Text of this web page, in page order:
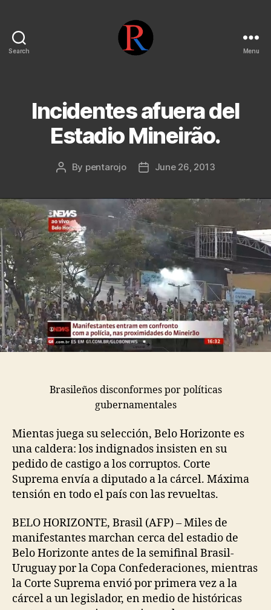
Search Menu
Incidentes afuera del
Estadio Mineirão.
Post
By pentarojo
PostJune 26, 2013
Brasileños disconformes por políticas
gubernamentales
Mientas juega su selección, Belo Horizonte es
una caldera: los indignados insisten en su
pedido de castigo a los corruptos. Corte
Suprema envía a diputado a la cárcel. Máxima
tensión en todo el país con las revueltas.
BELO HORIZONTE, Brasil (AFP) – Miles de
manifestantes marchan cerca del estadio de
Belo Horizonte antes de la semifinal Brasil-
Uruguay por la Copa Confederaciones, mientras
la Corte Suprema envió por primera vez a la
cárcel a un legislador, en medio de históricas